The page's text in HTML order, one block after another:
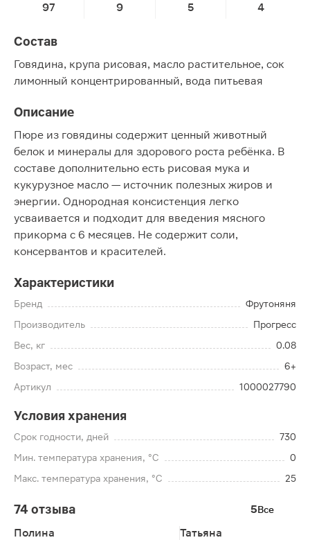
97 9 5 4
Состав
Говядина, крупа рисовая, масло растительное, сок
лимонный концентрированный, вода питьевая
Описание
Пюре из говядины содержит ценный животный
белок и минералы для здорового роста ребёнка. В
составе дополнительно есть рисовая мука и
кукурузное масло — источник полезных жиров и
энергии. Однородная консистенция легко
усваивается и подходит для введения мясного
прикорма с 6 месяцев. Не содержит соли,
консервантов и красителей.
Характеристики
Бренд
Фрутоняня
Производитель
Прогресс
Вес, кг
0.08
Возраст, мес
6+
Артикул
1000027790
Условия хранения
Срок годности, дней
730
Мин. температура хранения, °C
0
Макс. температура хранения, °C
25
74 отзыва 5Все
Полина Татьяна